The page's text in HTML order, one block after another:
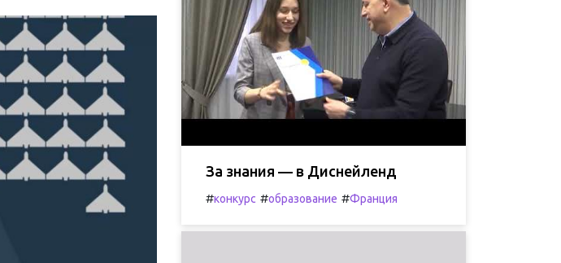
За знания — в Диснейленд
#конкурс #образование #Франция